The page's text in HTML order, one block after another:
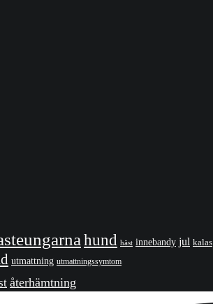
hund häst innebandy jul kalas
utmattning utmattningssymtom
återhämtning